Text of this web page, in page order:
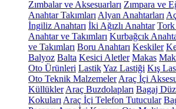
Zımbalar ve Aksesuarları Zımpara ve
Anahtar Takımları Alyan Anahtarları
İngiliz Anahtarı İki Ağızlı Anahtar Tork
Anahtar ve Takımları Kurbağcık
ve Takımları Boru Anahtarı Keskiler
Balyoz Balta Kesici Aletler Makas
Oto Ürünleri LastikYaz Lastiği Kış
Oto Teknik Malzemeler Araç İçi
Küllükler Araç Buzdolapları Bagaj
Kokuları Araç İçi Telefon Tutucular